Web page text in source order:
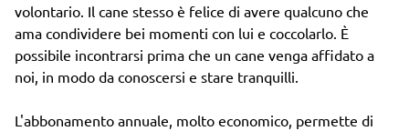
volontario. Il cane stesso è felice di avere qualcuno che
ama condividere bei momenti con lui e coccolarlo. È
possibile incontrarsi prima che un cane venga affidato a
noi, in modo da conoscersi e stare tranquilli.
L'abbonamento annuale, molto economico, permette di